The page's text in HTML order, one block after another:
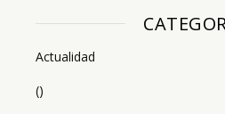
Actualidad
()